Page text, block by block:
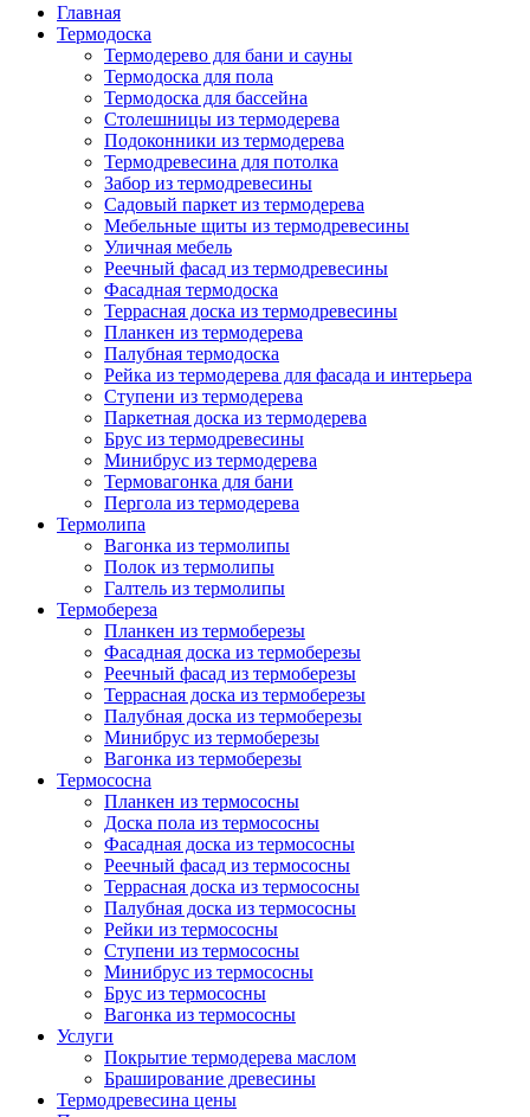
Главная
Термодоска
Термодерево для бани и сауны
Термодоска для пола
Термодоска для бассейна
Столешницы из термодерева
Подоконники из термодерева
Термодревесина для потолка
Забор из термодревесины
Садовый паркет из термодерева
Мебельные щиты из термодревесины
Уличная мебель
Реечный фасад из термодревесины
Фасадная термодоска
Террасная доска из термодревесины
Планкен из термодерева
Палубная термодоска
Рейка из термодерева для фасада и интерьера
Ступени из термодерева
Паркетная доска из термодерева
Брус из термодревесины
Минибрус из термодерева
Термовагонка для бани
Пергола из термодерева
Термолипа
Вагонка из термолипы
Полок из термолипы
Галтель из термолипы
Термобереза
Планкен из термоберезы
Фасадная доска из термоберезы
Реечный фасад из термоберезы
Террасная доска из термоберезы
Палубная доска из термоберезы
Минибрус из термоберезы
Вагонка из термоберезы
Термососна
Планкен из термососны
Доска пола из термососны
Фасадная доска из термососны
Реечный фасад из термососны
Террасная доска из термососны
Палубная доска из термососны
Рейки из термососны
Ступени из термососны
Минибрус из термососны
Брус из термососны
Вагонка из термососны
Услуги
Покрытие термодерева маслом
Браширование древесины
Термодревесина цены